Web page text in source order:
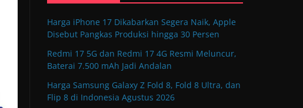
Harga iPhone 17 Dikabarkan Segera Naik, Apple
Disebut Pangkas Produksi hingga 30 Persen
Redmi 17 5G dan Redmi 17 4G Resmi Meluncur,
Baterai 7.500 mAh Jadi Andalan
Harga Samsung Galaxy Z Fold 8, Fold 8 Ultra, dan
Flip 8 di Indonesia Agustus 2026